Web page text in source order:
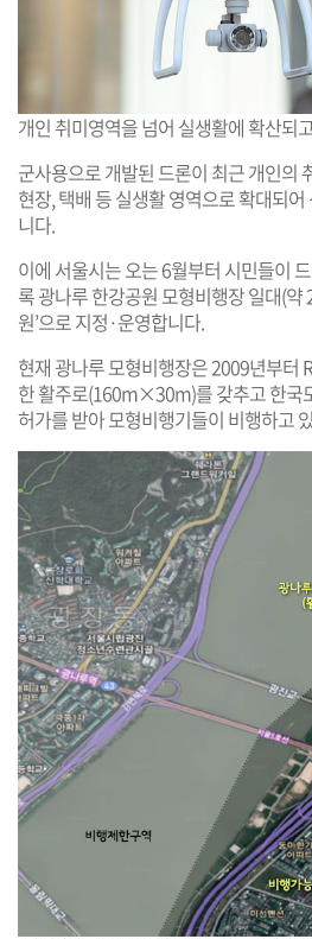
개인 취미영역을 넘어 실생활에 확산되
군사용으로 개발된 드론이 최근 개인의
현장, 택배 등 실생활 영역으로 확대되
니다.
이에 서울시는 오는 6월부터 시민들이
록 광나루 한강공원 모형비행장 일대(약
원’으로 지정·운영합니다.
현재 광나루 모형비행장은 2009년부터
한 활주로(160m×30m)를 갖추고 한국
허가를 받아 모형비행기들이 비행하고